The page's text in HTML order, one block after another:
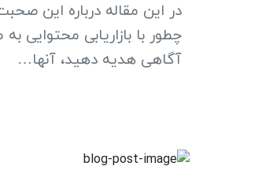
در این مقاله درباره این
چطور با بازاریابی محتوایی
آگاهی هدیه دهید، آنها…